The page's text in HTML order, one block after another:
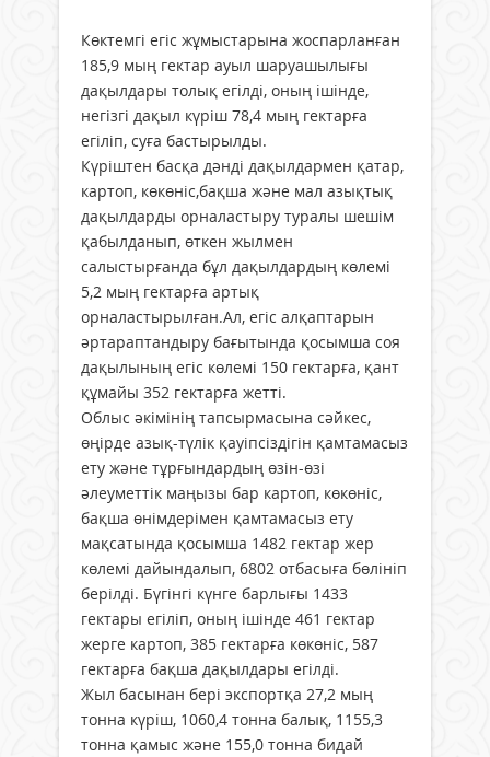
Көктемгі егіс жұмыстарына жоспарланған
185,9 мың гектар ауыл шаруашылығы
дақылдары толық егілді, оның ішінде,
негізгі дақыл күріш 78,4 мың гектарға
егіліп, суға бастырылды.
Күріштен басқа дәнді дақылдармен қатар,
картоп, көкөніс,бақша және мал азықтық
дақылдарды орналастыру туралы шешім
қабылданып, өткен жылмен
салыстырғанда бұл дақылдардың көлемі
5,2 мың гектарға артық
орналастырылған.Ал, егіс алқаптарын
әртараптандыру бағытында қосымша соя
дақылының егіс көлемі 150 гектарға, қант
құмайы 352 гектарға жетті.
Облыс әкімінің тапсырмасына сәйкес,
өңірде азық-түлік қауіпсіздігін қамтамасыз
ету және тұрғындардың өзін-өзі
әлеуметтік маңызы бар картоп, көкөніс,
бақша өнімдерімен қамтамасыз ету
мақсатында қосымша 1482 гектар жер
көлемі дайындалып, 6802 отбасыға бөлініп
берілді. Бүгінгі күнге барлығы 1433
гектары егіліп, оның ішінде 461 гектар
жерге картоп, 385 гектарға көкөніс, 587
гектарға бақша дақылдары егілді.
Жыл басынан бері экспортқа 27,2 мың
тонна күріш, 1060,4 тонна балық, 1155,3
тонна қамыс және 155,0 тонна бидай